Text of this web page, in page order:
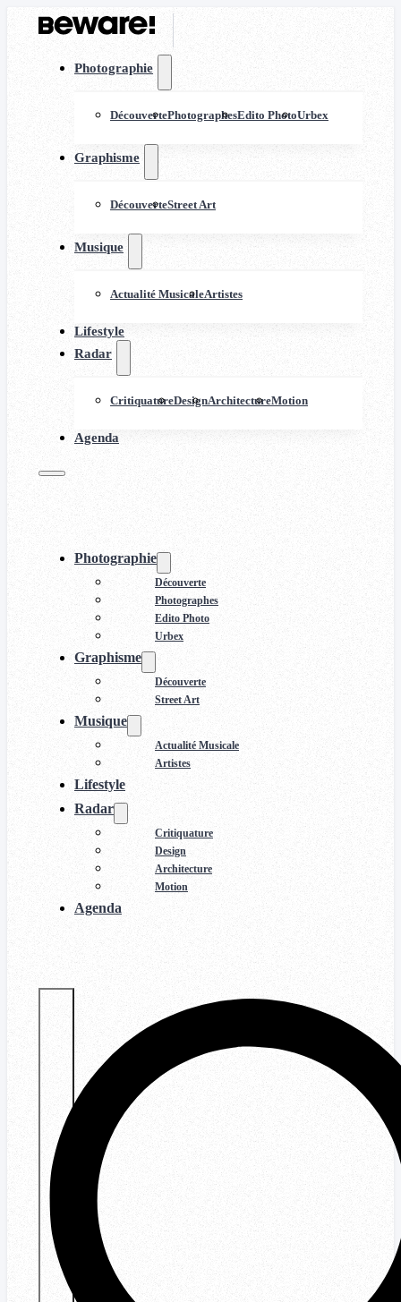
Photographie
DécouvertePhotographesEdito PhotoUrbex
Graphisme
DécouverteStreet Art
Musique
Actualité MusicaleArtistes
Lifestyle
Radar
CritiquatureDesignArchitectureMotion
Agenda
Photographie
Découverte
Photographes
Edito Photo
Urbex
Graphisme
Découverte
Street Art
Musique
Actualité Musicale
Artistes
Lifestyle
Radar
Critiquature
Design
Architecture
Motion
Agenda